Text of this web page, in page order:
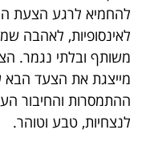
להחמיא לרגע הצעת
לאינסופיות, לאהבה
משותף ובלתי נגמר.
מייצגת את הצעד הבא
ההתמסרות והחיבור
לנצחיות, טבע וטוהר.